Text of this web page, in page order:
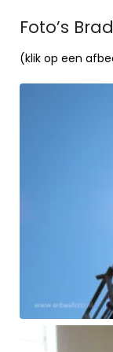
Foto’s
(klik op een